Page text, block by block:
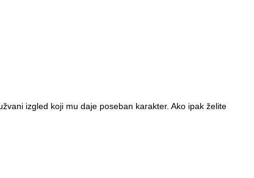
izgled koji mu daje poseban karakter. Ako ipak želite